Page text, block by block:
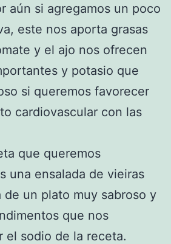
aún si agregamos un poco
este nos aporta grasas
y el ajo nos ofrecen
y potasio que
si queremos favorecer
cardiovascular con las
que queremos
una ensalada de vieiras
de un plato muy sabroso y
que nos
el sodio de la receta.